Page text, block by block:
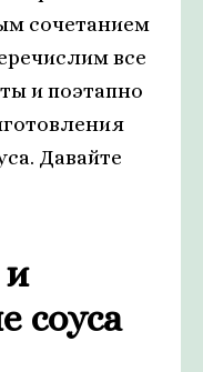
сочетанием
все
и поэтапно
Давайте
соуса